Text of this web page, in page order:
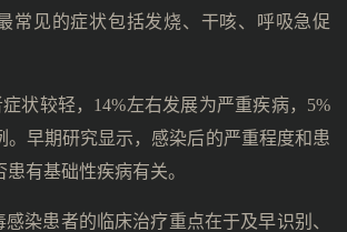
常见的症状包括发烧、干咳、呼吸急促
症状较轻，14%左右发展为严重疾病，5%
。早期研究显示，感染后的严重程度和患
有基础性疾病有关。
染患者的临床治疗重点在于及早识别、